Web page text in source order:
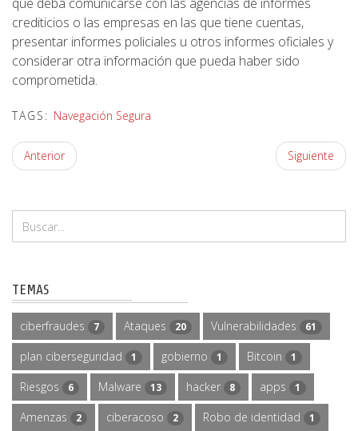
crediticios o las empresas en las que tiene cuentas,
presentar informes policiales u otros informes oficiales y
considerar otra información que pueda haber sido
comprometida.
TAGS: Navegación Segura
Anterior Siguiente
TEMAS
ciberfraudes 7 Ataques 20 Vulnerabilidades 61
plan ciberseguridad 1 gobierno 1 Bitcoin 1
Riesgos 6 Malware 13 hacker 8 apps 1
Amenzas 2 ciberacoso 2 Robo de identidad 1